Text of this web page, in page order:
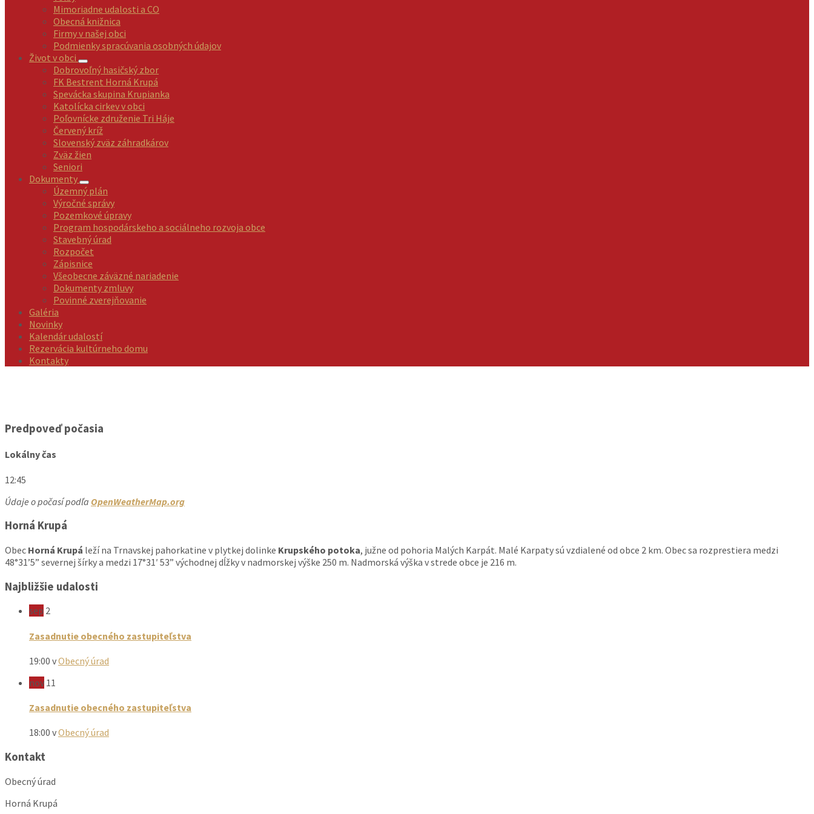
Mimoriadne udalosti a CO
Obecná knižnica
Firmy v našej obci
Podmienky spracúvania osobných údajov
Život v obci
Dobrovoľný hasičský zbor
FK Bestrent Horná Krupá
Spevácka skupina Krupianka
Katolícka cirkev v obci
Poľovnícke združenie Tri Háje
Červený kríž
Slovenský zväz záhradkárov
Zväz žien
Seniori
Dokumenty
Územný plán
Výročné správy
Pozemkové úpravy
Program hospodárskeho a sociálneho rozvoja obce
Stavebný úrad
Rozpočet
Zápisnice
Všeobecne záväzné nariadenie
Dokumenty zmluvy
Povinné zverejňovanie
Galéria
Novinky
Kalendár udalostí
Rezervácia kultúrneho domu
Kontakty
Predpoveď počasia
Lokálny čas
12:45
Údaje o počasí podľa OpenWeatherMap.org
Horná Krupá
Obec Horná Krupá leží na Trnavskej pahorkatine v plytkej dolinke Krupského potoka, južne od pohoria Malých Karpát. Malé Karpaty sú vzdialené od obce 2 km. Obec sa rozprestiera medzi
48°31’5” severnej šírky a medzi 17°31′ 53” východnej dĺžky v nadmorskej výške 250 m. Nadmorská výška v strede obce je 216 m.
Najbližšie udalosti
sep 2
Zasadnutie obecného zastupiteľstva
19:00 vObecný úrad
nov 11
Zasadnutie obecného zastupiteľstva
18:00 vObecný úrad
Kontakt
Obecný úrad
Horná Krupá